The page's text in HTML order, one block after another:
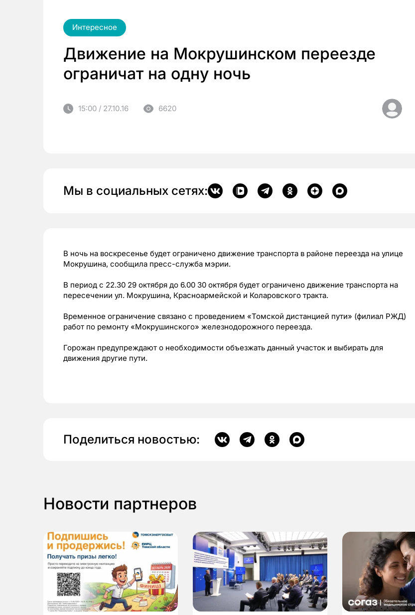
Интересное
Движение на Мокрушинском переезде
ограничат на одну ночь
15:00 / 27.10.16 6620
Мы в социальных сетях:
В ночь на воскресенье будет ограничено движение транспорта в районе переезда на улице
Мокрушина, сообщила пресс-служба мэрии.
В период с 22.30 29 октября до 6.00 30 октября будет ограничено движение транспорта на
пересечении ул. Мокрушина, Красноармейской и Коларовского тракта.
Временное ограничение связано с проведением «Томской дистанцией пути» (филиал РЖД)
работ по ремонту «Мокрушинского» железнодорожного переезда.
Горожан предупреждают о необходимости объезжать данный участок и выбирать для
движения другие пути.
Поделиться новостью:
Новости партнеров